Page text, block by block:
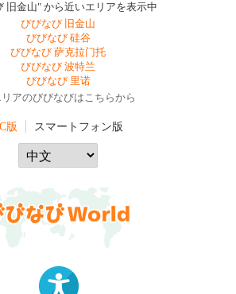
旧金山" から近いエリアを表示中
びびなび 旧金山
びびなび 硅谷
びびなび 萨克拉门托
びびなび 波特兰
びびなび 里诺
アのびびなびはこちらから
版 スマートフォン版